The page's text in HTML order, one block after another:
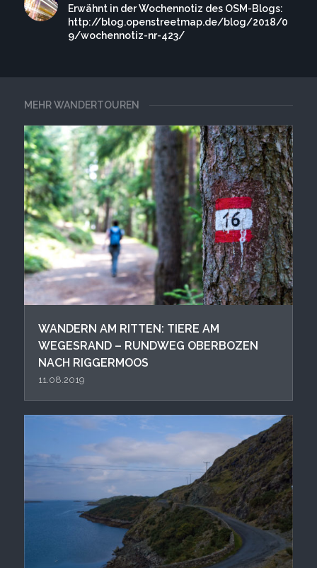
MEHR WANDERTOUREN
WANDERN AM RITTEN: TIERE AM
WEGESRAND – RUNDWEG OBERBOZEN
NACH RIGGERMOOS
11.08.2019
Erwähnt in der Wochennotiz des OSM-Blogs:
http://blog.openstreetmap.de/blog/2018/0
9/wochennotiz-nr-423/